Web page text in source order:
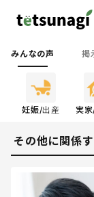
みんなの声 掲
妊娠/出産 実
その他に関係